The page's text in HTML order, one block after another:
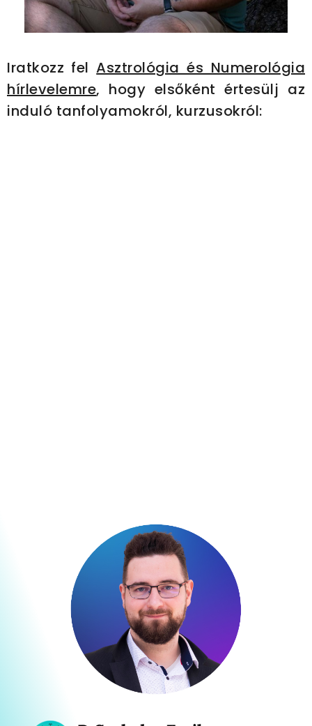
Iratkozz felAsztrológia és Numerológia
hírlevelemre, hogy elsőként értesülj az
induló tanfolyamokról, kurzusokról: